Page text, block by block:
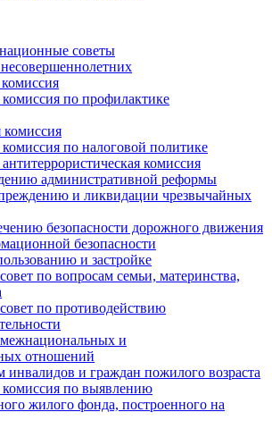
советы
по профилактике
комиссия
по налоговой политике
комиссия
административной реформы
и ликвидации чрезвычайных
безопасности дорожного движения
безопасности
и застройке
по вопросам семьи, материнства,
по противодействию
и
отношений
инвалидов и граждан пожилого возраста
по выявлению
жилого фонда, построенного на